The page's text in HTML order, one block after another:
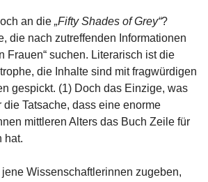
an die „Fifty Shades of Grey“?
die nach zutreffenden Informationen
Frauen“ suchen. Literarisch ist die
die Inhalte sind mit fragwürdigen
gespickt. (1) Doch das Einzige, was
Tatsache, dass eine enorme
mittleren Alters das Buch Zeile für
hat.
Wissenschaftlerinnen zugeben,